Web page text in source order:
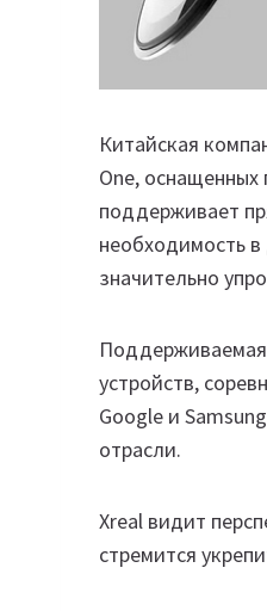
Китайская
One,
поддерживает
необходимость
значительно
Поддерживаемая
устройств,
Google и
отрасли.
Xreal видит
стремится